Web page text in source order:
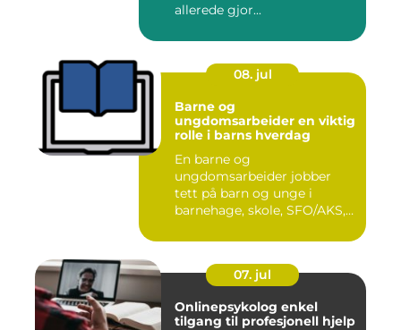
allerede gjor...
08. jul
Barne og
ungdomsarbeider en viktig
rolle i barns hverdag
En barne og
ungdomsarbeider jobber
tett på barn og unge i
barnehage, skole, SFO/AKS,
07. jul
Onlinepsykolog enkel
tilgang til profesjonell hjelp